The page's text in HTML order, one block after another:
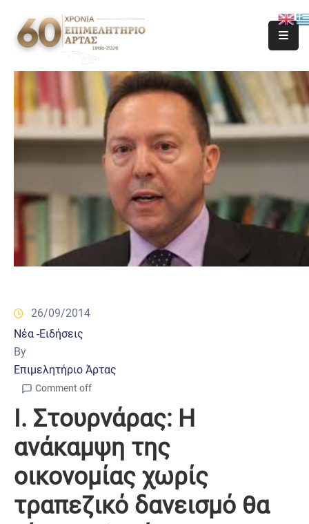
26/09/2014
Νέα -Ειδήσεις
By
Επιμελητήριο Άρτας
Comment off
Ι. Στουρνάρας: Η
ανάκαμψη της
οικονομίας χωρίς
τραπεζικό δανεισμό θα